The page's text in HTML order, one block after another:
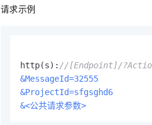
请求示例
http(s): //[Endpoint]/
&MessageId=32555
&ProjectId=sfgsghd6
&<公共请求参数>